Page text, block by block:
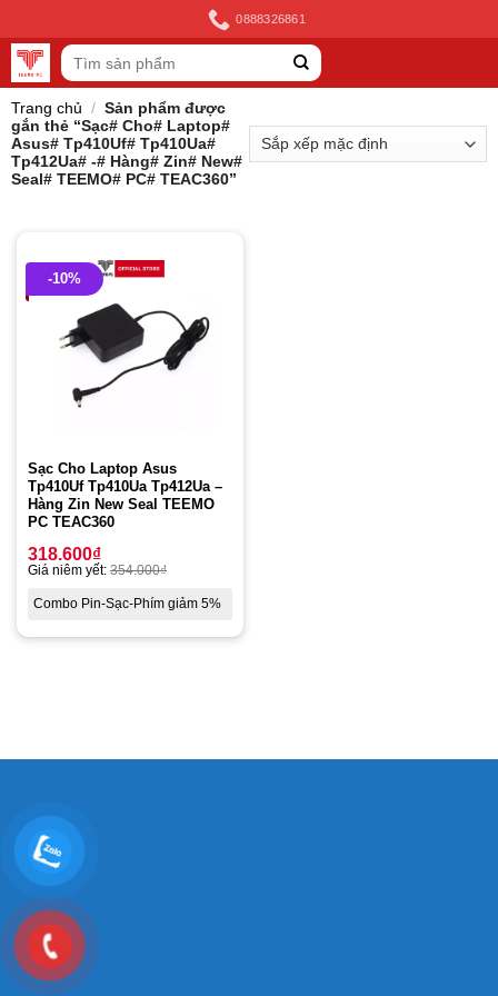
to
content
0888326861
Tìm
kiếm:
Trang chủ / Sản phẩm được
gắn thẻ “Sạc# Cho# Laptop#
Asus# Tp410Uf# Tp410Ua#
Tp412Ua# -# Hàng# Zin# New#
Seal# TEEMO# PC# TEAC360”
-10%
Sạc Cho Laptop Asus
Tp410Uf Tp410Ua Tp412Ua –
Hàng Zin New Seal TEEMO
PC TEAC360
318.600₫
Giá niêm yết: 354.000₫
Combo Pin-Sạc-Phím giảm 5%